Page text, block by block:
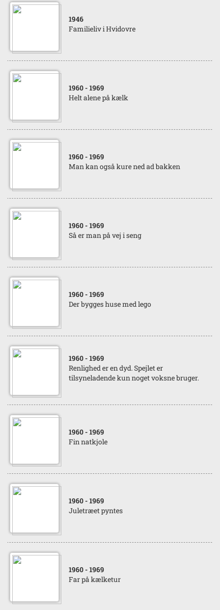
1946
Familieliv i Hvidovre
1960 - 1969
Helt alene på kælk
1960 - 1969
Man kan også kure ned ad bakken
1960 - 1969
Så er man på vej i seng
1960 - 1969
Der bygges huse med lego
1960 - 1969
Renlighed er en dyd. Spejlet er
tilsyneladende kun noget voksne bruger.
1960 - 1969
Fin natkjole
1960 - 1969
Juletræet pyntes
1960 - 1969
Far på kælketur